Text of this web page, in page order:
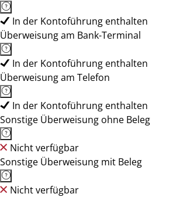
In der Kontoführung enthalten
Überweisung am Bank-Terminal
In der Kontoführung enthalten
Überweisung am Telefon
In der Kontoführung enthalten
Sonstige Überweisung ohne Beleg
Nicht verfügbar
Sonstige Überweisung mit Beleg
Nicht verfügbar